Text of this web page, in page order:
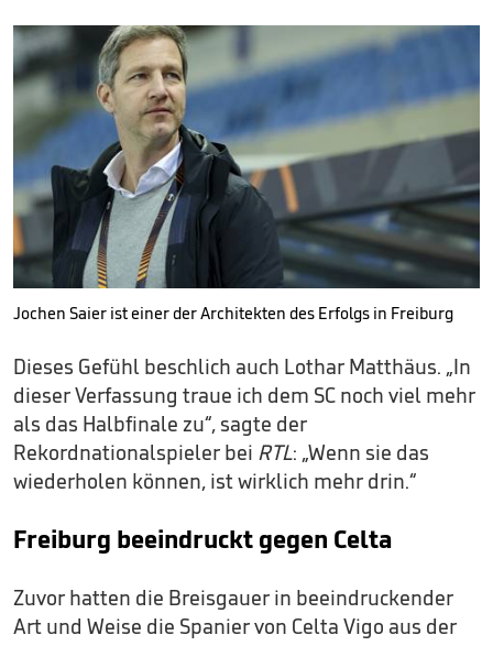
Jochen Saier ist einer der Architekten des Erfolgs in Freiburg
Dieses Gefühl beschlich auch Lothar Matthäus. „In
dieser Verfassung traue ich dem SC noch viel mehr
als das Halbfinale zu“, sagte der
Rekordnationalspieler bei RTL: „Wenn sie das
wiederholen können, ist wirklich mehr drin.“
Freiburg beeindruckt gegen Celta
Zuvor hatten die Breisgauer in beeindruckender
Art und Weise die Spanier von Celta Vigo aus der